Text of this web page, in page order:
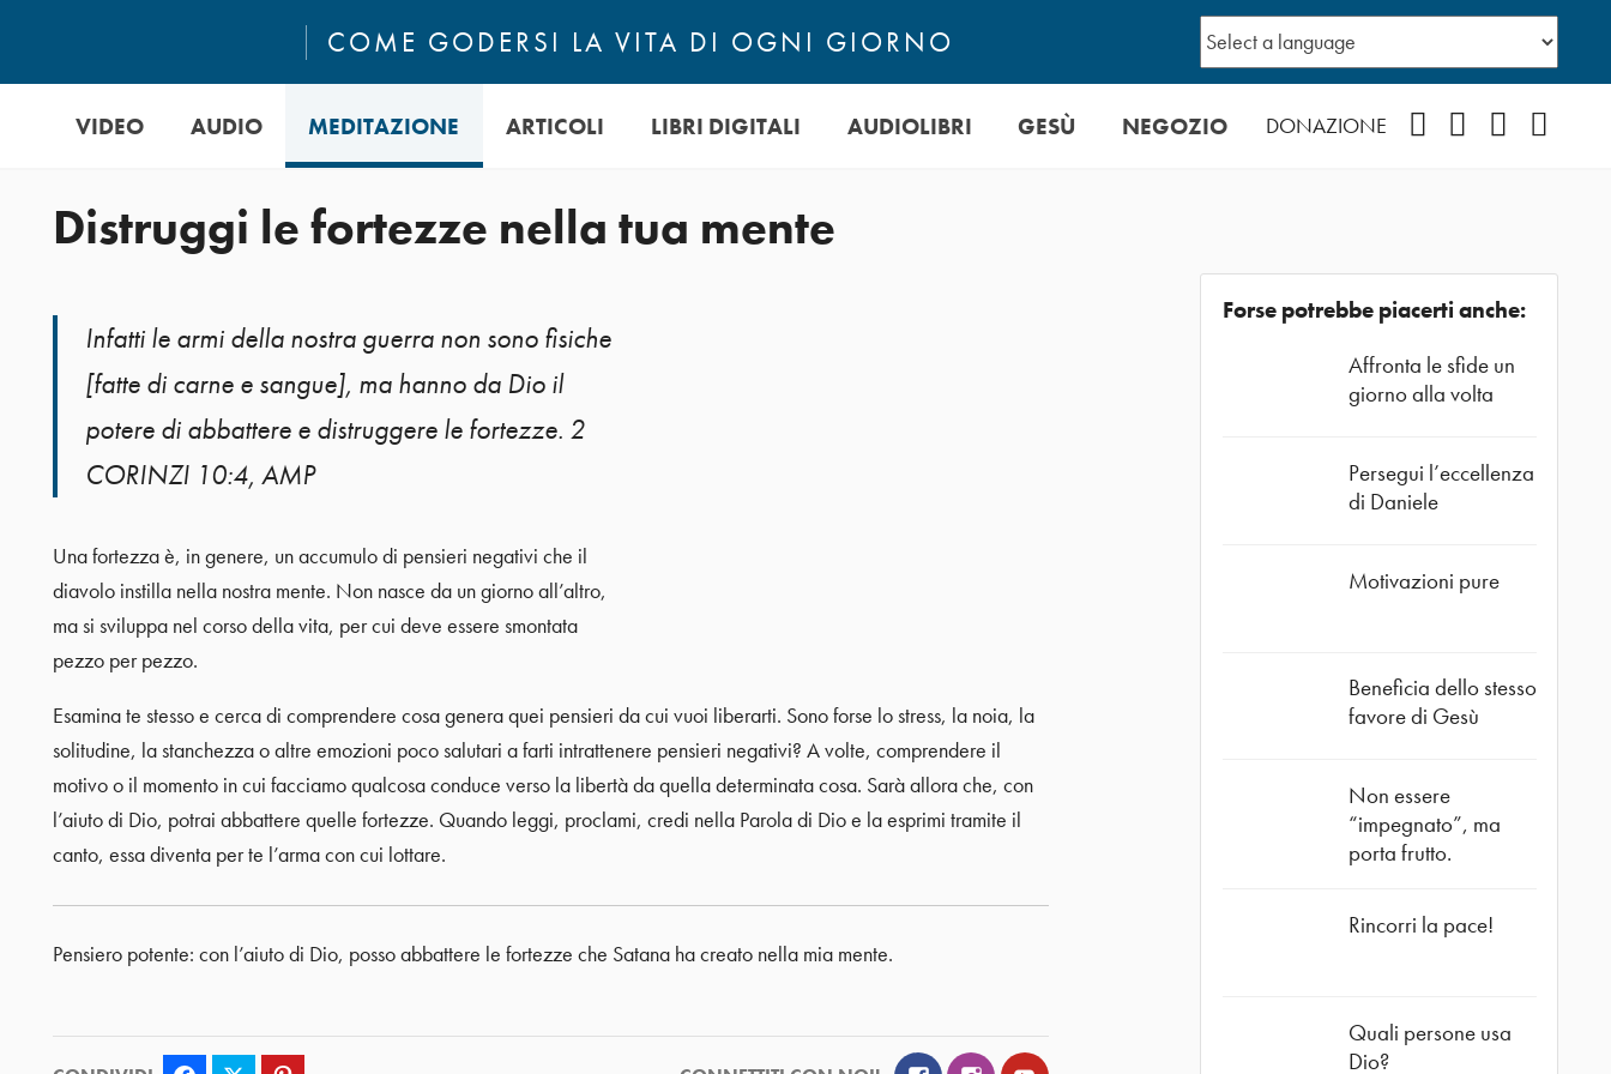
COME GODERSI LA VITA DI OGNI GIORNO
VIDEO AUDIO MEDITAZIONE ARTICOLI LIBRI DIGITALI AUDIOLIBRI GESÙ NEGOZIO DONAZIONE
Distruggi le fortezze nella tua mente
Infatti le armi della nostra guerra non sono fisiche
[fatte di carne e sangue], ma hanno da Dio il
potere di abbattere e distruggere le fortezze. 2
CORINZI 10:4, AMP
Una fortezza è, in genere, un accumulo di pensieri negativi che il
diavolo instilla nella nostra mente. Non nasce da un giorno all’altro,
ma si sviluppa nel corso della vita, per cui deve essere smontata
pezzo per pezzo.
Esamina te stesso e cerca di comprendere cosa genera quei pensieri da cui vuoi liberarti. Sono forse lo stress, la noia, la
solitudine, la stanchezza o altre emozioni poco salutari a farti intrattenere pensieri negativi? A volte, comprendere il
motivo o il momento in cui facciamo qualcosa conduce verso la libertà da quella determinata cosa. Sarà allora che, con
l’aiuto di Dio, potrai abbattere quelle fortezze. Quando leggi, proclami, credi nella Parola di Dio e la esprimi tramite il
canto, essa diventa per te l’arma con cui lottare.
Pensiero potente: con l’aiuto di Dio, posso abbattere le fortezze che Satana ha creato nella mia mente.
Forse potrebbe piacerti anche:
Affronta le sfide un
giorno alla volta
Persegui l’eccellenza
di Daniele
Motivazioni pure
Beneficia dello stesso
favore di Gesù
Non essere
“impegnato”, ma
porta frutto.
Rincorri la pace!
Quali persone usa
Dio?